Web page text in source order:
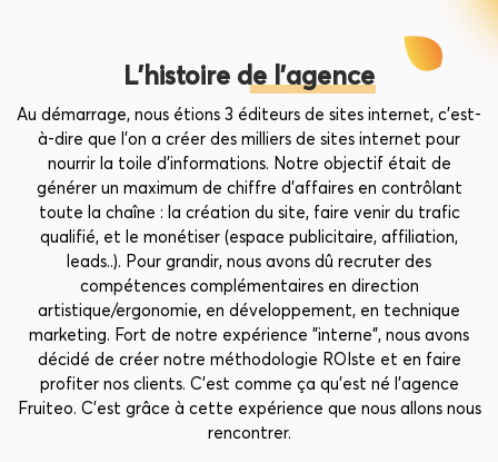
L'histoire de l'agence
Au démarrage, nous étions 3 éditeurs de sites internet, c’est-
à-dire que l’on a créer des milliers de sites internet pour
nourrir la toile d’informations. Notre objectif était de
générer un maximum de chiffre d’affaires en contrôlant
toute la chaîne : la création du site, faire venir du trafic
qualifié, et le monétiser (espace publicitaire, affiliation,
leads..). Pour grandir, nous avons dû recruter des
compétences complémentaires en direction
artistique/ergonomie, en développement, en technique
marketing. Fort de notre expérience "interne", nous avons
décidé de créer notre méthodologie ROIste et en faire
profiter nos clients. C'est comme ça qu'est né l'agence
Fruiteo. C’est grâce à cette expérience que nous allons nous
rencontrer.